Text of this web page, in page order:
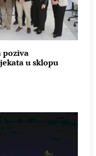
poziva
u sklopu